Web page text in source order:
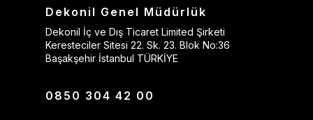
Dekonil Genel Müdürlük
Dekonil İç ve Dış Ticaret Limited Şirketi
Keresteciler Sitesi 22. Sk. 23. Blok No:36
Başakşehir İstanbul TÜRKİYE
0850 304 42 00